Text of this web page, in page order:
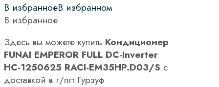
В избранноеВ избранном
В избранное
Здесь вы можете купить Кондиционер
FUNAI EMPEROR FULL DC-Inverter
НС-1250625 RACI-EM35HP.D03/S с
доставкой в г/пгт Гурзуф